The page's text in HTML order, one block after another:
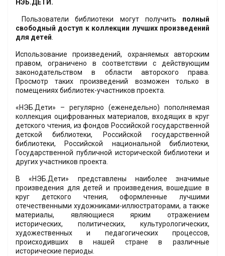
НЭБ.ДЕТИ.
Пользователи библиотеки могут получить полный
свободный доступ к коллекции лучших произведений
для детей.
Использование произведений, охраняемых авторским
правом, ограничено в соответствии с действующим
законодательством в области авторского права.
Просмотр таких произведений возможен только в
помещениях библиотек-участников проекта.
«НЭБ.Дети» – регулярно (еженедельно) пополняемая
коллекция оцифрованных материалов, входящих в круг
детского чтения, из фондов Российской государственной
детской библиотеки, Российской государственной
библиотеки, Российской национальной библиотеки,
Государственной публичной исторической библиотеки и
других участников проекта.
В «НЭБ.Дети» представлены наиболее значимые
произведения для детей и произведения, вошедшие в
круг детского чтения, оформленные лучшими
отечественными художниками-иллюстраторами, а также
материалы, являющиеся ярким отражением
исторических, политических, культурологических,
художественных и педагогических процессов,
происходивших в нашей стране в различные
исторические периоды.